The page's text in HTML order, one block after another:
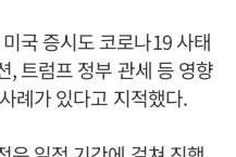
국 증시도 코로나19 사태
, 트럼프 정부 관세 등 영향
례가 있다고 지적했다.